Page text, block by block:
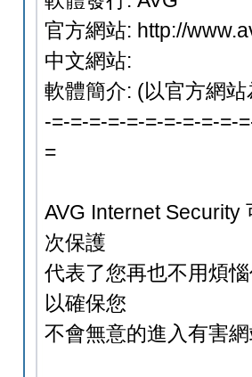
官方網站: http://
中文網站:
軟體簡介: (以官方網站
-=-=-=-=-=-=-=-=-=-=-
=
AVG Internet Security
次保護
代表了您再也不用煩
以確保您
不會無意的進入有害